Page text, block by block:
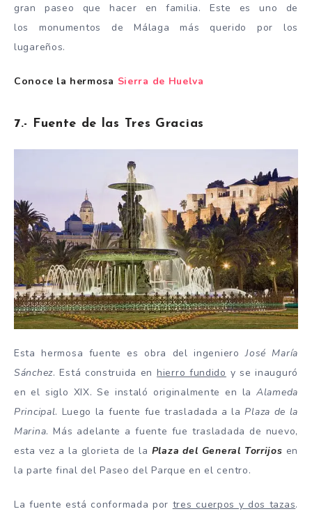
gran paseo que hacer en familia. Este es uno de
los monumentos de Málaga más querido por los
lugareños.
Conoce la hermosa Sierra de Huelva
7.- Fuente de las Tres Gracias
Esta hermosa fuente es obra del ingenieroJosé María
Sánchez. Está construida en hierro fundido y se inauguró
en el siglo XIX. Se instaló originalmente en laAlameda
Principal. Luego la fuente fue trasladada a laPlaza de la
Marina. Más adelante a fuente fue trasladada de nuevo,
esta vez a la glorieta de la Plaza del General Torrijos en
la parte final del Paseo del Parque en el centro.
La fuente está conformada por tres cuerpos y dos tazas.